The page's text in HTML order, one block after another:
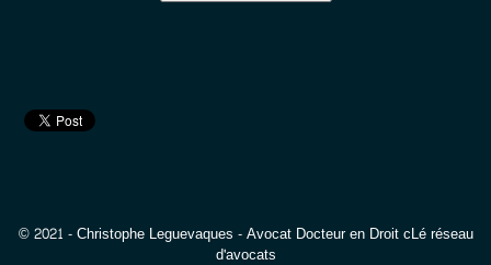
© 2021 - Christophe Leguevaques - Avocat Docteur en Droit cLé réseau
d'avocats